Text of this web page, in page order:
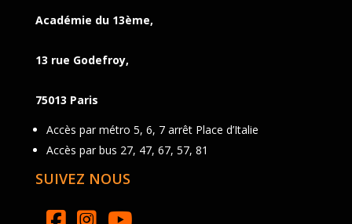
Académie du 13ème,
13 rue Godefroy,
75013 Paris
Accès par métro 5, 6, 7 arrêt Place d’Italie
Accès par bus 27, 47, 67, 57, 81
SUIVEZ NOUS